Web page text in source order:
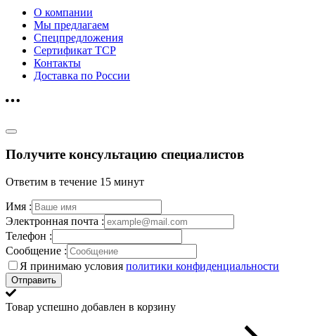
О компании
Мы предлагаем
Спецпредложения
Сертификат ТСР
Контакты
Доставка по России
Получите консультацию специалистов
Ответим в течение 15 минут
Имя :
Электронная почта :
Телефон :
Сообщение :
Я принимаю условия политики конфиденциальности
Отправить
Товар успешно добавлен в корзину